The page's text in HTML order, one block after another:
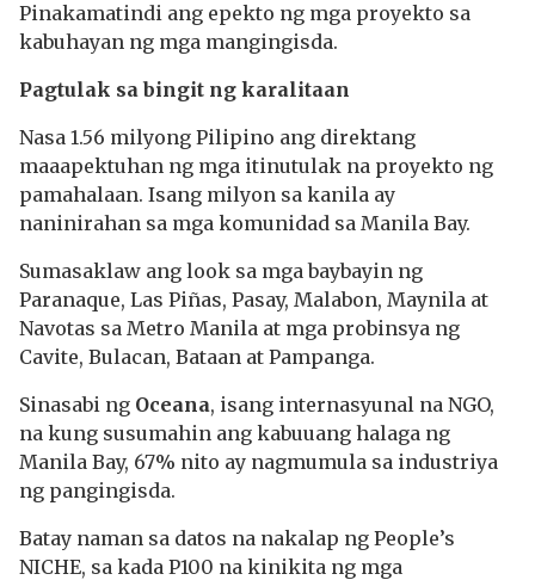
Pinakamatindi ang epekto ng mga proyekto sa
kabuhayan ng mga mangingisda.
Pagtulak sa bingit ng karalitaan
Nasa 1.56 milyong Pilipino ang direktang
maaapektuhan ng mga itinutulak na proyekto ng
pamahalaan. Isang milyon sa kanila ay
naninirahan sa mga komunidad sa Manila Bay.
Sumasaklaw ang look sa mga baybayin ng
Paranaque, Las Piñas, Pasay, Malabon, Maynila at
Navotas sa Metro Manila at mga probinsya ng
Cavite, Bulacan, Bataan at Pampanga.
Sinasabi ng Oceana, isang internasyunal na NGO,
na kung susumahin ang kabuuang halaga ng
Manila Bay, 67% nito ay nagmumula sa industriya
ng pangingisda.
Batay naman sa datos na nakalap ng People’s
NICHE, sa kada P100 na kinikita ng mga